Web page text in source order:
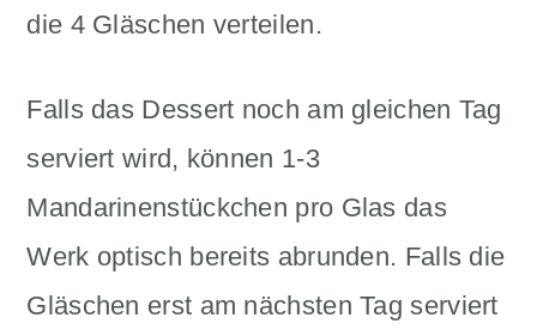
die 4 Gläschen verteilen.
Falls das Dessert noch am gleichen Tag
serviert wird, können 1-3
Mandarinenstückchen pro Glas das
Werk optisch bereits abrunden. Falls die
Gläschen erst am nächsten Tag serviert